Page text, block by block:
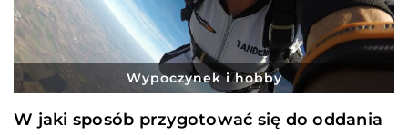
Wypoczynek i hobby
W jaki sposób przygotować się do oddania